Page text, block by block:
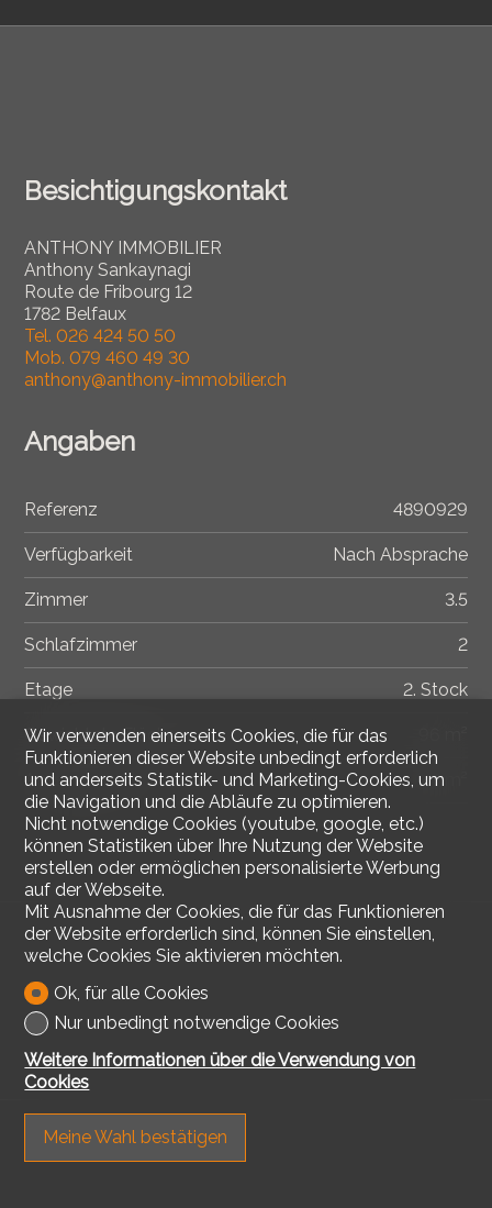
Besichtigungskontakt
ANTHONY IMMOBILIER
Anthony Sankaynagi
Route de Fribourg 12
1782 Belfaux
Tel.026 424 50 50
Mob.079 460 49 30
anthony@anthony-immobilier.ch
Angaben
Referenz 4890929
Verfügbarkeit Nach Absprache
Zimmer 3.5
Schlafzimmer 2
Etage 2. Stock
Gewichtete Fläche
Aussenfläche 8.8 m²
Wir verwenden einerseits Cookies, die für das
Funktionieren dieser Website unbedingt erforderlich
und anderseits Statistik- und Marketing-Cookies, um
die Navigation und die Abläufe zu optimieren.
Nicht notwendige Cookies (youtube, google, etc.)
können Statistiken über Ihre Nutzung der Website
erstellen oder ermöglichen personalisierte Werbung
auf der Webseite.
Mit Ausnahme der Cookies, die für das Funktionieren
der Website erforderlich sind, können Sie einstellen,
welche Cookies Sie aktivieren möchten.
Ok, für alle Cookies
Nur unbedingt notwendige Cookies
Weitere Informationen über die Verwendung von
Cookies
Meine Wahl bestätigen